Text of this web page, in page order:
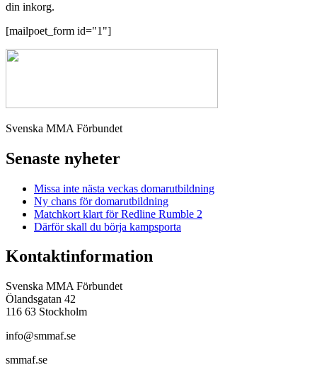
din inkorg.
[mailpoet_form id="1"]
Svenska MMA Förbundet
Senaste nyheter
Missa inte nästa veckas domarutbildning
Ny chans för domarutbildning
Matchkort klart för Redline Rumble 2
Därför skall du börja kampsporta
Kontaktinformation
Svenska MMA Förbundet
Ölandsgatan 42
116 63 Stockholm
info@smmaf.se
smmaf.se